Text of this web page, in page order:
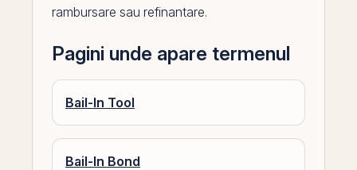
rambursare sau refinantare.
Pagini unde apare termenul
Bail-In Tool
Bail-In Bond